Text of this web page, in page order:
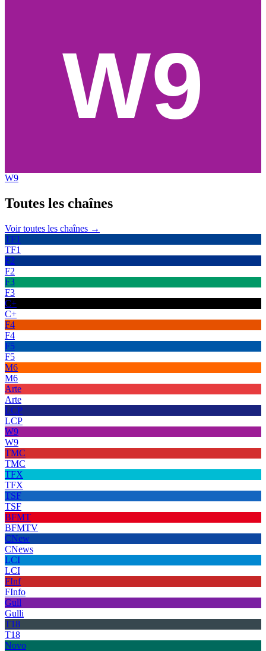
W9
Toutes les chaînes
Voir toutes les chaînes →
TF1
TF1
F2
F2
F3
F3
C+
C+
F4
F4
F5
F5
M6
M6
Arte
Arte
LCP
LCP
W9
W9
TMC
TMC
TFX
TFX
TSF
TSF
BFMT
BFMTV
CNew
CNews
LCI
LCI
FInf
FInfo
Gull
Gulli
T18
T18
Novo